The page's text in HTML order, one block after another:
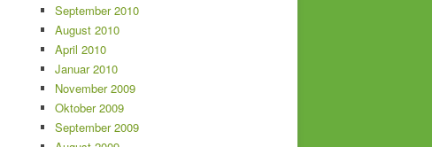
September 2010
August 2010
April 2010
Januar 2010
November 2009
Oktober 2009
September 2009